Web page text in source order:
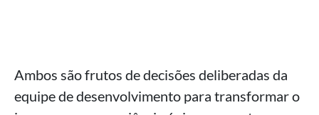
Ambos são frutos de decisões deliberadas da
equipe de desenvolvimento para transformar o